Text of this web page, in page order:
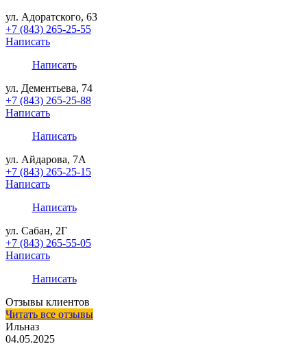
ул. Адоратского, 63
+7 (843) 265-25-55
Написать
Написать
ул. Дементьева, 74
+7 (843) 265-25-88
Написать
Написать
ул. Айдарова, 7А
+7 (843) 265-25-15
Написать
Написать
ул. Сабан, 2Г
+7 (843) 265-55-05
Написать
Написать
Отзывы клиентов
Читать все отзывы
Ильназ
04.05.2025